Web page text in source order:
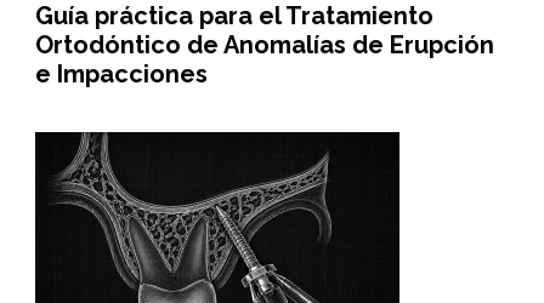
Guía práctica para el Tratamiento
Ortodóntico de Anomalías de Erupción
e Impacciones